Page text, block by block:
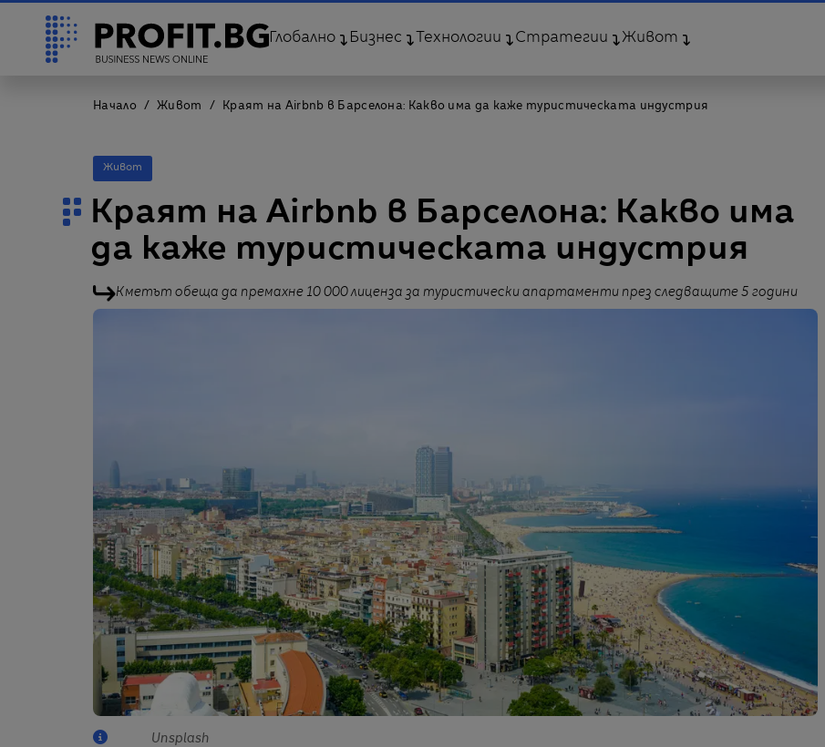
Глобално Бизнес Технологии Стратегии Живот
Начало Живот Краят на Airbnb в Барселона: Какво има да каже туристическата индустрия
Живот
Краят на Airbnb в Барселона: Какво има
да каже туристическата индустрия
Кметът обеща да премахне 10 000 лиценза за туристически апартаменти през следващите 5 години
Unsplash